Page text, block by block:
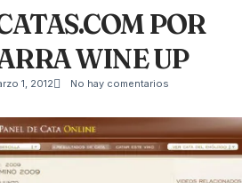
POR
WINE UP
1, 2012
No hay comentarios